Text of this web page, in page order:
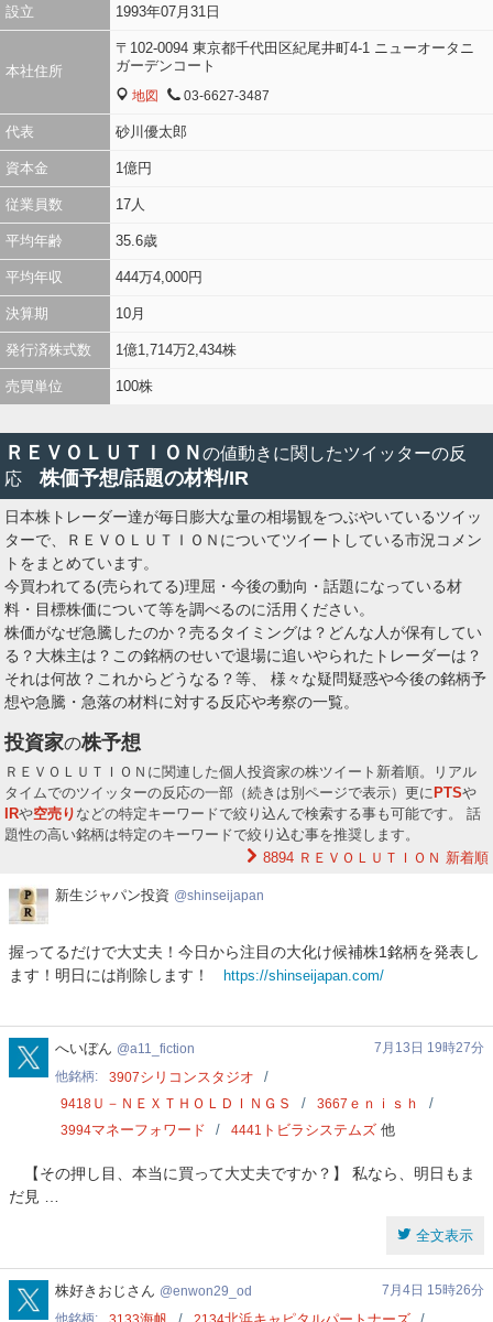
設立 1993年07月31日
本社住所
〒102-0094 東京都千代田区紀尾井町4-1 ニューオータニ
ガーデンコート
MAP
地図 TEL
03-6627-3487
代表 砂川優太郎
資本金 1億円
従業員数 17人
平均年齢 35.6歳
平均年収 444万4,000円
決算期 10月
発行済株式数 1億1,714万2,434株
売買単位 100株
ＲＥＶＯＬＵＴＩＯＮ の値動きに関したツイッターの反
応 株価予想/話題の材料/IR
日本株トレーダー達が毎日膨大な量の相場観をつぶやいているツイッ
ターで、ＲＥＶＯＬＵＴＩＯＮについてツイートしている市況コメン
トをまとめています。
今買われてる(売られてる)理屈・今後の動向・話題になっている材
料・目標株価について等を調べるのに活用ください。
株価がなぜ急騰したのか？売るタイミングは？どんな人が保有してい
る？大株主は？この銘柄のせいで退場に追いやられたトレーダーは？
それは何故？これからどうなる？等、 様々な疑問疑惑や今後の銘柄予
想や急騰・急落の材料に対する反応や考察の一覧。
投資家の株予想
ＲＥＶＯＬＵＴＩＯＮに関連した個人投資家の株ツイート新着順。リアル
タイムでのツイッターの反応の一部（続きは別ページで表示）更に PTSや
IRや空売り などの特定キーワードで絞り込んで検索する事も可能です。 話
題性の高い銘柄は特定のキーワードで絞り込む事を推奨します。
8894 ＲＥＶＯＬＵＴＩＯＮ 新着順
新
ャ
パ
資
新生ジャパン投資 shinseijapan
握ってるだけで大丈夫！今日から注目の大化け候補株1銘柄を発表し
ます！明日には削除します！
https://shinseijapan.com/
a11_fiction
へいぼん a11_fiction
7月13日 19時27分
他銘柄
3907シリコンスタジオ
9418 Ｕ－ＮＥＸＴＨＯＬＤＩＮＧＳ 3667 ｅｎｉｓｈ
3994マネーフォワード 4441 トビラシステムズ 他
【その押し目、本当に買って大丈夫ですか？】 私なら、明日もま
だ見 …
全文表示
enwon29_od
株好きおじさん enwon29_od
7月4日 15時26分
他銘柄